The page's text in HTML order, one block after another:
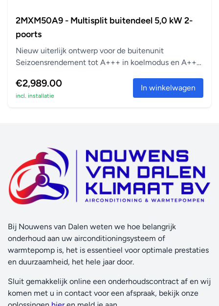
worden bestuurd binnen dezelfde modus (verwarmen of
Het Coanda-effect optimaliseert de luchtstroom in
de gerichte luchtstroom voor een betere luchtverdeling in
het hele vertrek.
gelijkmatig over de ruimte. Daarna wordt er
overgeschakeld op een luchtstroompatroon waarmee
warme en koele lucht naar de juiste plek wordt gericht.
Econo-modus
Verlaagt het stroomverbruik, zodat andere toestellen met
functie is ook energiezuinig.
Nachtmodus
Spaart energie door overmatige afkoeling of opwarming
Comfortmodus
Garandeert een tochtvrije werking door te voorkomen dat
2MXM50A9 - Multisplit buitendeel 5,0 kW 2-
poorts
Nieuw uiterlijk ontwerp voor de buitenunit
Seizoensrendement tot A+++ in koelmodus en A++
€2,989.00
incl. installatie
In winkelwagen
Bij Nouwens van Dalen weten we hoe belangrijk
onderhoud aan uw airconditioningsysteem of
warmtepomp is, het is essentieel voor optimale prestaties
en duurzaamheid, het hele jaar door.
Sluit gemakkelijk online een onderhoudscontract af en wij
komen met u in contact voor een afspraak, bekijk onze